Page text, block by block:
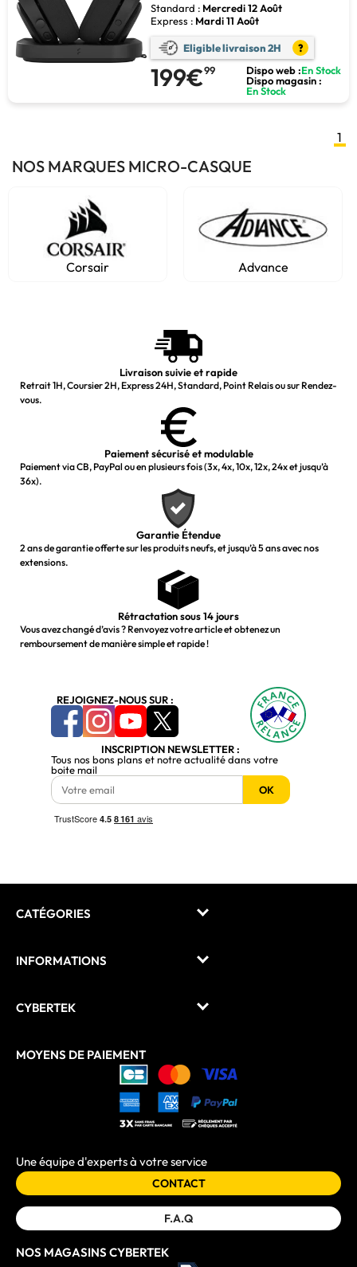
Standard : Mercredi 12 Août
Express : Mardi 11 Août
Eligible livraison 2H ?
199€99 Dispo web :En Stock
Dispo magasin :
En Stock
1
NOS MARQUES MICRO-CASQUE
Corsair Advance
Livraison suivie et rapide
Retrait 1H, Coursier 2H, Express 24H, Standard, Point Relais ou sur Rendez-
vous.
Paiement sécurisé et modulable
Paiement via CB, PayPal ou en plusieurs fois (3x, 4x, 10x, 12x, 24x et jusqu’à
36x).
Garantie Étendue
2 ans de garantie offerte sur les produits neufs, et jusqu’à 5 ans avec nos
extensions.
Rétractation sous 14 jours
Vous avez changé d’avis ? Renvoyez votre article et obtenez un
remboursement de manière simple et rapide !
REJOIGNEZ-NOUS SUR :
INSCRIPTION NEWSLETTER :
Tous nos bons plans et notre actualité dans votre
boite mail
OK
CATÉGORIES
INFORMATIONS
CYBERTEK
MOYENS DE PAIEMENT
Une équipe d'experts à votre service
CONTACT
F.A.Q
NOS MAGASINS CYBERTEK